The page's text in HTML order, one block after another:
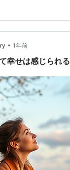
ものを描いてる
るほど甘く
• 1年前
幸せは感じられる